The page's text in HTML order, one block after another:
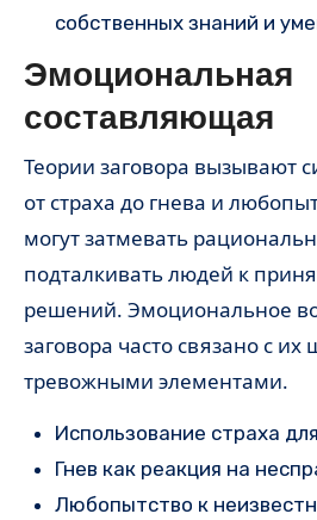
собственных знаний и
Эмоциональная
составляющая
Теории заговора вызывают
от страха до гнева и
могут затмевать
подталкивать людей к
решений. Эмоциональное
заговора часто связано с
тревожными элементами.
Использование страха
Гнев как реакция на
Любопытство к